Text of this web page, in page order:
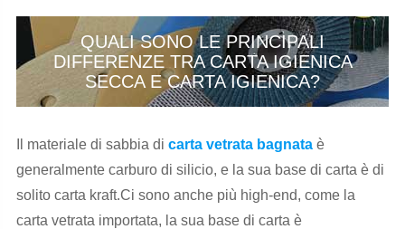
QUALI SONO LE PRINCIPALI
DIFFERENZE TRA CARTA IGIENICA
SECCA E CARTA IGIENICA?
Il materiale di sabbia di carta vetrata bagnata è
generalmente carburo di silicio, e la sua base di carta è di
solito carta kraft.Ci sono anche più high-end, come la
carta vetrata importata, la sua base di carta è